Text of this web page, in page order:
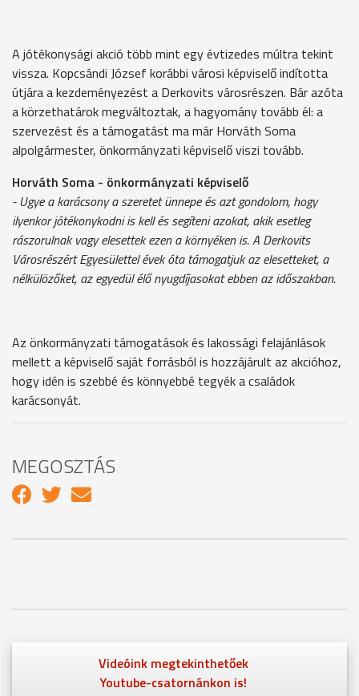
A jótékonysági akció több mint egy évtizedes múltra tekint
vissza. Kopcsándi József korábbi városi képviselő indította
útjára a kezdeményezést a Derkovits városrészen. Bár azóta
a körzethatárok megváltoztak, a hagyomány tovább él: a
szervezést és a támogatást ma már Horváth Soma
alpolgármester, önkormányzati képviselő viszi tovább.
Horváth Soma - önkormányzati képviselő
- Ugye a karácsony a szeretet ünnepe és azt gondolom, hogy
ilyenkor jótékonykodni is kell és segíteni azokat, akik esetleg
rászorulnak vagy elesettek ezen a környéken is. A Derkovits
Városrészért Egyesülettel évek óta támogatjuk az elesetteket, a
nélkülözőket, az egyedül élő nyugdíjasokat ebben az időszakban.
Az önkormányzati támogatások és lakossági felajánlások
mellett a képviselő saját forrásból is hozzájárult az akcióhoz,
hogy idén is szebbé és könnyebbé tegyék a családok
karácsonyát.
MEGOSZTÁS
Videóink megtekinthetőek
Youtube-csatornánkon is!